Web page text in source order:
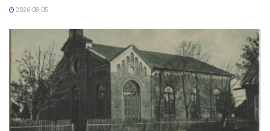
2026-08-05